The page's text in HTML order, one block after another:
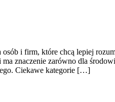
i firm, które chcą lepiej
znaczenie zarówno dla
Ciekawe kategorie […]